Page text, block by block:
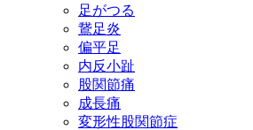
足がつる
鵞足炎
偏平足
内反小趾
股関節痛
成長痛
変形性股関節症